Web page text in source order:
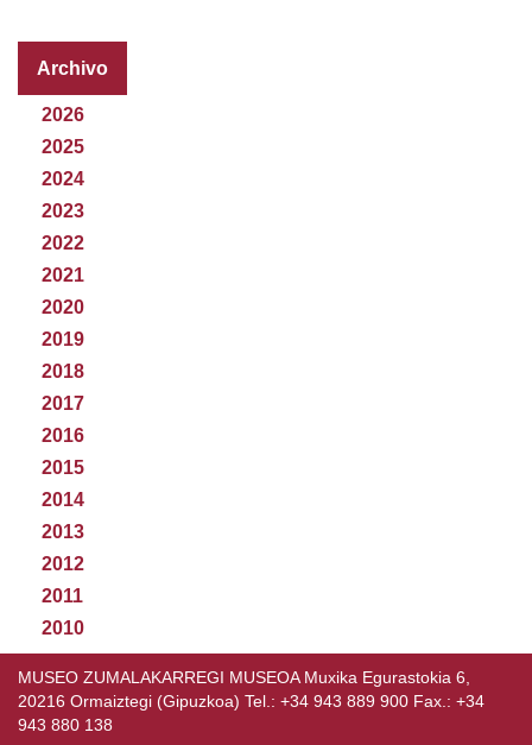
Archivo
2026
2025
2024
2023
2022
2021
2020
2019
2018
2017
2016
2015
2014
2013
2012
2011
2010
MUSEO ZUMALAKARREGI MUSEOA Muxika Egurastokia 6,
20216 Ormaiztegi (Gipuzkoa) Tel.: +34 943 889 900 Fax.: +34
943 880 138